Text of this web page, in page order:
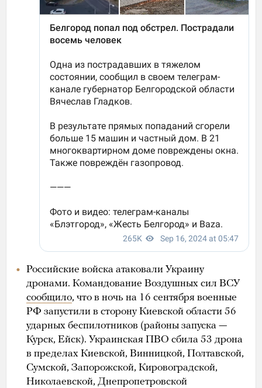
Российские войска атаковали Украину
дронами. Командование Воздушных сил ВСУ
сообщило, что в ночь на 16 сентября военные
РФ запустили в сторону Киевской области 56
ударных беспилотников (районы запуска —
Курск, Ейск). Украинская ПВО сбила 53 дрона
в пределах Киевской, Винницкой, Полтавской,
Сумской, Запорожской, Кировоградской,
Николаевской, Днепропетровской